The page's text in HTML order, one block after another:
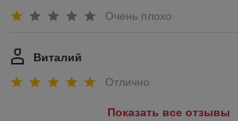
Очень плохо
Виталий
Отлично
Показать все отзывы